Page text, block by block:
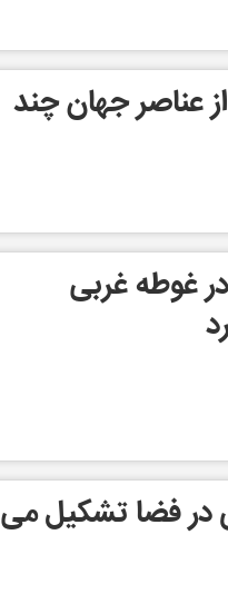
عناصر جهان چند
غوطه غربی
در فضا تشکیل می